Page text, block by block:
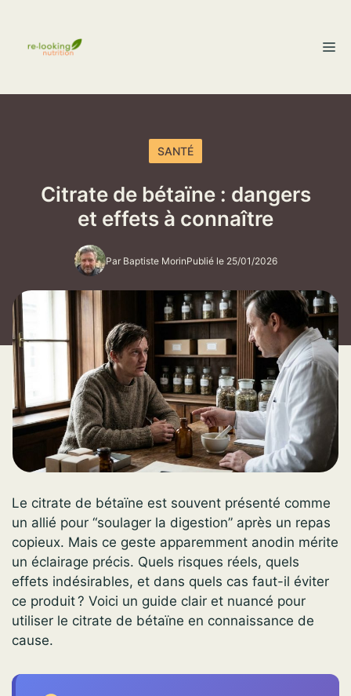
contenu
SANTÉ
Citrate de bétaïne : dangers
et effets à connaître
Par Baptiste MorinPublié le 25/01/2026
Le citrate de bétaïne est souvent présenté comme
un allié pour “soulager la digestion” après un repas
copieux. Mais ce geste apparemment anodin mérite
un éclairage précis. Quels risques réels, quels
effets indésirables, et dans quels cas faut-il éviter
ce produit ? Voici un guide clair et nuancé pour
utiliser le citrate de bétaïne en connaissance de
cause.